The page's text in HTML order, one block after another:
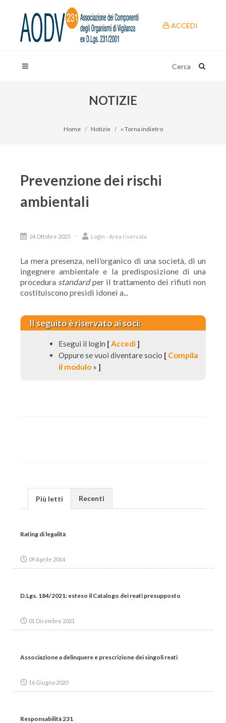
ACCEDI
Cerca
NOTIZIE
Home Notizie « Torna indietro
Prevenzione dei rischi
ambientali
24 Ottobre 2025 Login - Area riservata
La mera presenza, nell’organico di una società, di un
ingegnere ambientale e la predisposizione di una
procedura standardper il trattamento dei rifiuti non
costituiscono presidi idonei a...
Il seguito è riservato ai soci:
Esegui il login [Accedi]
Oppure se vuoi diventare socio [ Compila
il modulo » ]
Più letti Recenti
Rating di legalità
09 Aprile 2014
D.Lgs. 184/2021: esteso il Catalogo dei reati presupposto
01 Dicembre 2021
Associazione a delinquere e prescrizione dei singoli reati
16 Giugno 2020
Responsabilità 231